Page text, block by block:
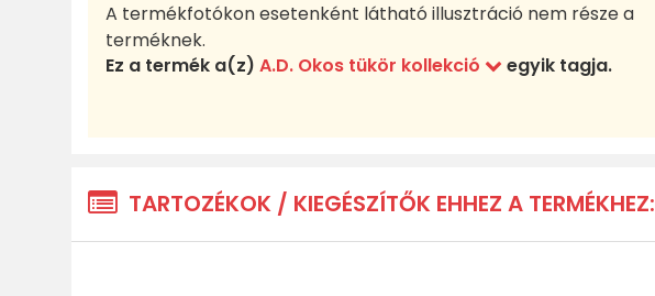
A termékfotókon esetenként látható illusztráció nem része a
terméknek.
Ez a termék a(z) A.D. Okos tükör kollekció egyik tagja.
TARTOZÉKOK / KIEGÉSZÍTŐK EHHEZ A TERMÉKHEZ: